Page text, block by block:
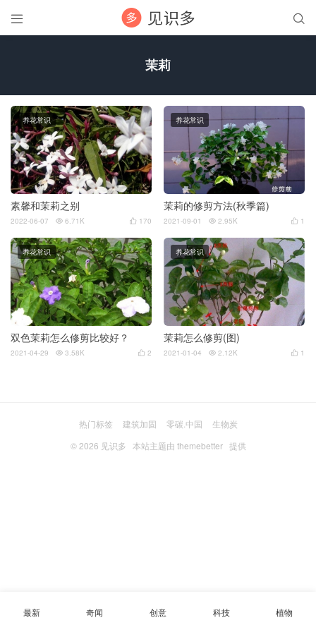
 
茉莉
素馨和茉莉之别
养花常识
 170
2022-06-07  6.71K
茉莉的修剪方法(秋季篇)
养花常识
 1
2021-09-01  2.95K
双色茉莉怎么修剪比较好？
养花常识
 2
2021-04-29  3.58K
茉莉怎么修剪(图)
养花常识
 1
2021-01-04  2.12K
热门标签 建筑加固 零碳.中国
生物炭
© 2026 见识多 本站主题由 themebetter提供
最新 奇闻 创意 科技 植物